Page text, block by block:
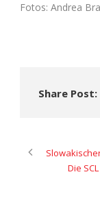
Fotos: Andrea
Share Post:
Die